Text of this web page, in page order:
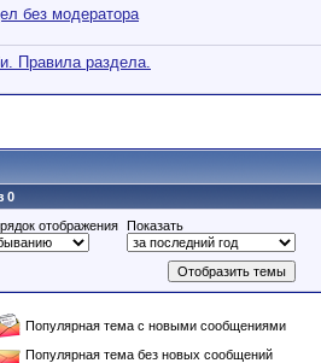
без модератора
Правила раздела.
0
отображения Показать
Популярная тема с новыми сообщениями
Популярная тема без новых сообщений